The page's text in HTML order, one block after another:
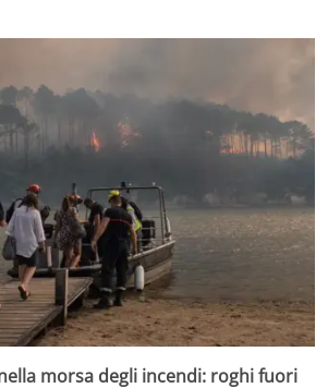
morsa degli incendi: roghi fuori